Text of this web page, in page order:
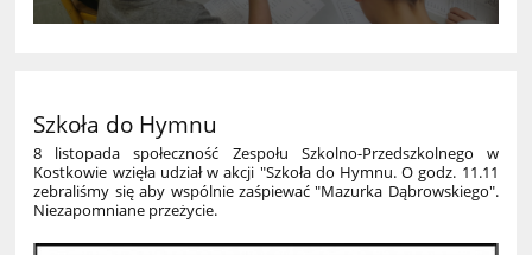
Szkoła do Hymnu
8 listopada społeczność Zespołu Szkolno-Przedszkolnego w
Kostkowie wzięła udział w akcji "Szkoła do Hymnu. O godz. 11.11
zebraliśmy się aby wspólnie zaśpiewać "Mazurka Dąbrowskiego".
Niezapomniane przeżycie.